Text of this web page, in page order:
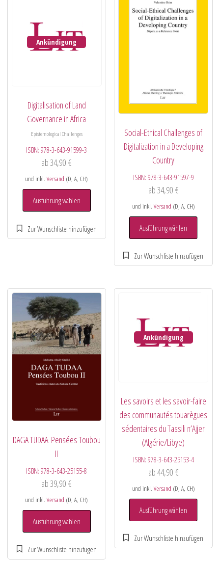
Ankündigung
Digitalisation of Land
Governance in Africa
Epistemological Challenges
ISBN:978-3-643-91599-3
ab34,90€
und inkl.Versand (D, A, CH)
Ausführung wählen
Social-Ethical Challenges of
Digitalization in a Developing
Country
ISBN: 978-3-643-91597-9
ab34,90 €
und inkl. Versand (D, A, CH)
Ausführung wählen
DAGA TUDAA. Pensées Toubou
II
ISBN:978-3-643-25155-8
ab39,90€
und inkl.Versand (D, A, CH)
Ausführung wählen
Ankündigung
Les savoirs et les savoir-faire
des communautés touarègues
sédentaires du Tassili n’Ajjer
(Algérie/Libye)
ISBN: 978-3-643-25153-4
ab44,90 €
und inkl. Versand (D, A, CH)
Ausführung wählen